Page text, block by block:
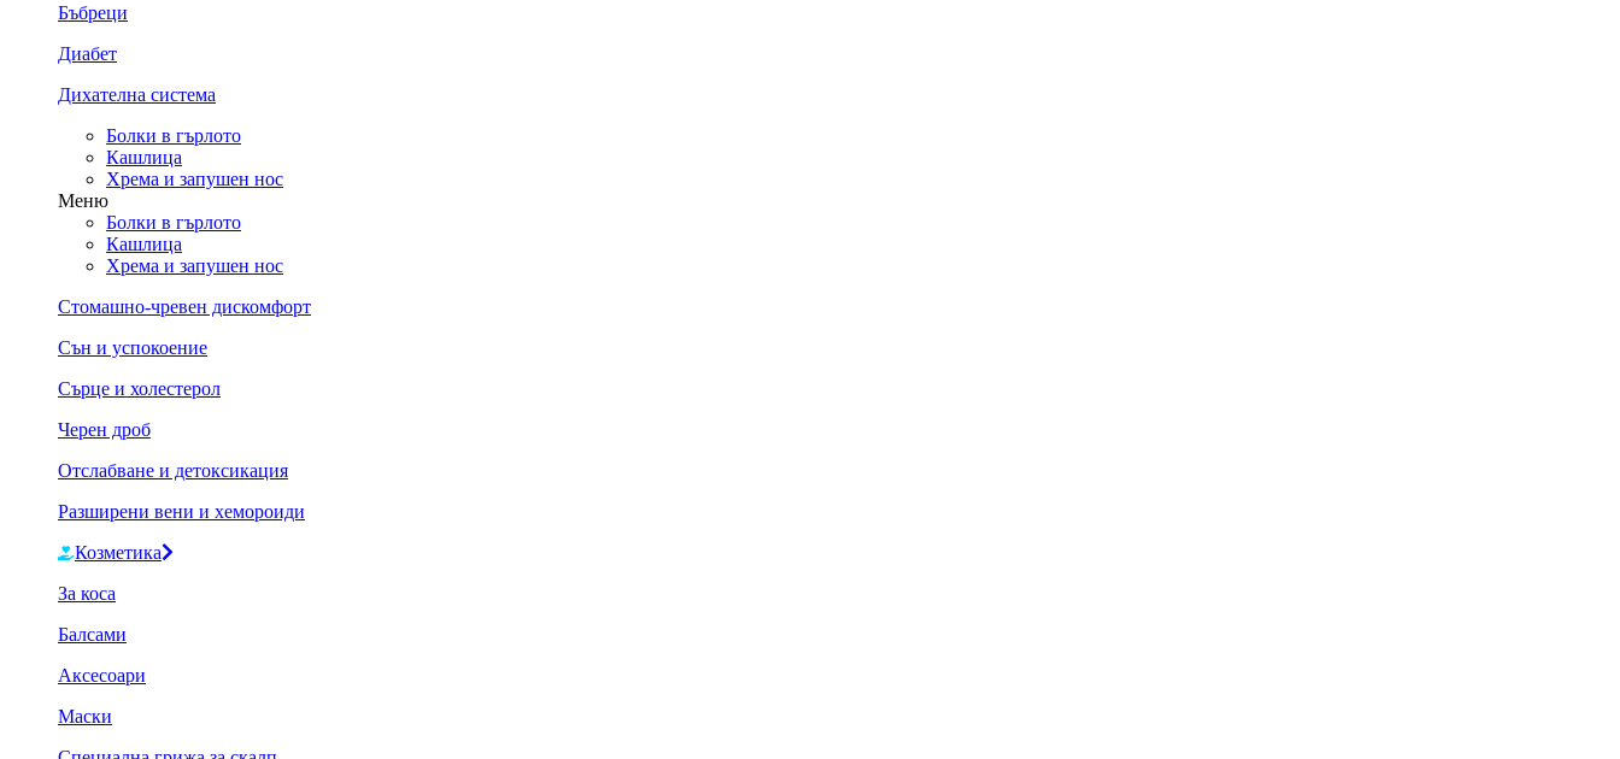
Бъбреци
Диабет
Дихателна система
Болки в гърлото
Кашлица
Хрема и запушен нос
Меню
Болки в гърлото
Кашлица
Хрема и запушен нос
Стомашно-чревен дискомфорт
Сън и успокоение
Сърце и холестерол
Черен дроб
Отслабване и детоксикация
Разширени вени и хемороиди
Козметика
За коса
Балсами
Аксесоари
Маски